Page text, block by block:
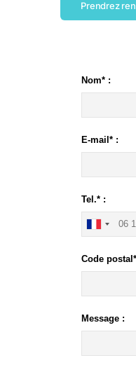
Prendrez